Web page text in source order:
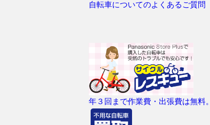
自転車についてのよくあるご質問
年３回まで作業費・出張費は無料。